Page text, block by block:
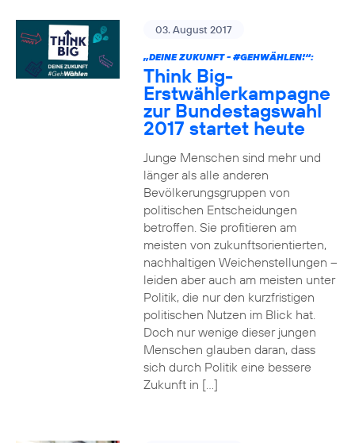
03. August 2017
„DEINE ZUKUNFT - #GEHWÄHLEN!“:
Think Big-
Erstwählerkampagne
zur Bundestagswahl
2017 startet heute
Junge Menschen sind mehr und
länger als alle anderen
Bevölkerungsgruppen von
politischen Entscheidungen
betroffen. Sie profitieren am
meisten von zukunftsorientierten,
nachhaltigen Weichenstellungen –
leiden aber auch am meisten unter
Politik, die nur den kurzfristigen
politischen Nutzen im Blick hat.
Doch nur wenige dieser jungen
Menschen glauben daran, dass
sich durch Politik eine bessere
Zukunft in […]